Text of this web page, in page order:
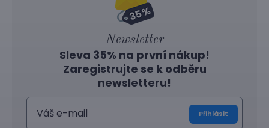
Newsletter
Sleva 35% na první nákup!
Zaregistrujte se k odběru
newsletteru!
Přihlásit